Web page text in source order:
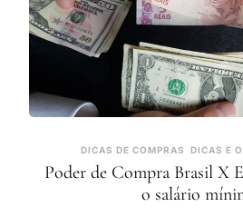
DICAS DE COMPRAS DICAS E
Poder de Compra Brasil X
o salário